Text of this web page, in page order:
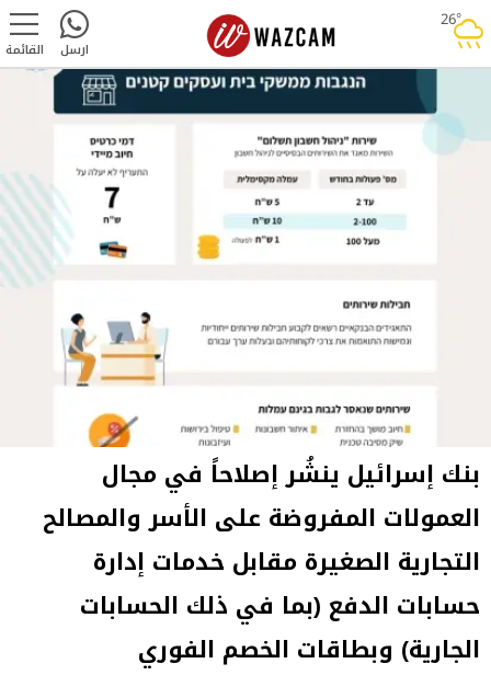
26°rainy القائمة ارسل
بنك إسرائيل ينشُر إصلاحاً في مجال
العمولات المفروضة على الأسر والمصالح
التجارية الصغيرة مقابل خدمات إدارة
حسابات الدفع (بما في ذلك الحسابات
الجارية) وبطاقات الخصم الفوري